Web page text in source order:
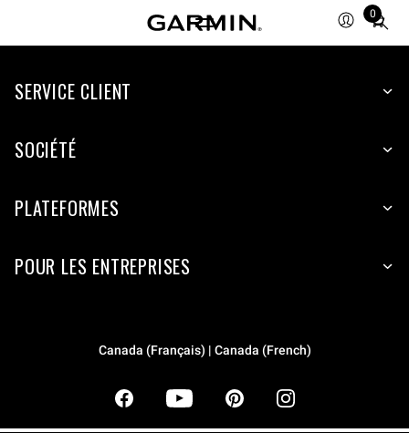
0
Total
items
cart:
SERVICE CLIENT
SOCIÉTÉ
PLATEFORMES
POUR LES ENTREPRISES
Canada (Français) | Canada (French)